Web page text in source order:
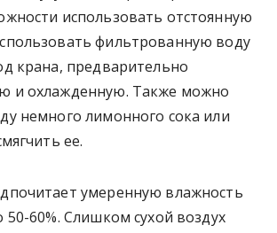
использовать отстоянную
фильтрованную воду
крана, предварительно
и охлажденную. Также можно
немного лимонного сока или
ее.
умеренную влажность
50-60%. Слишком сухой воздух